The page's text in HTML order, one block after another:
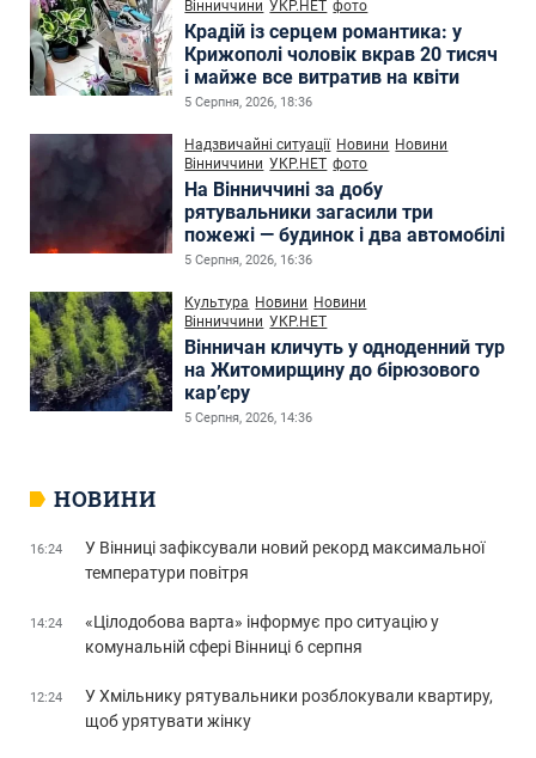
Вінниччини УКР.НЕТ фото
Крадій із серцем романтика: у
Крижополі чоловік вкрав 20 тисяч
і майже все витратив на квіти
5 Серпня, 2026, 18:36
Надзвичайні ситуації Новини Новини
Вінниччини УКР.НЕТ фото
На Вінниччині за добу
рятувальники загасили три
пожежі — будинок і два автомобілі
5 Серпня, 2026, 16:36
Культура Новини Новини
Вінниччини УКР.НЕТ
Вінничан кличуть у одноденний тур
на Житомирщину до бірюзового
кар’єру
5 Серпня, 2026, 14:36
НОВИНИ
16:24
У Вінниці зафіксували новий рекорд максимальної
температури повітря
14:24
«Цілодобова варта» інформує про ситуацію у
комунальній сфері Вінниці 6 серпня
12:24
У Хмільнику рятувальники розблокували квартиру,
щоб урятувати жінку